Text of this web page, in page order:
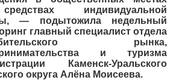
индивидуальной
— подытожила недельный
главный специалист отдела
рынка,
и туризма
Каменск-Уральского
округа Алёна Моисеева.